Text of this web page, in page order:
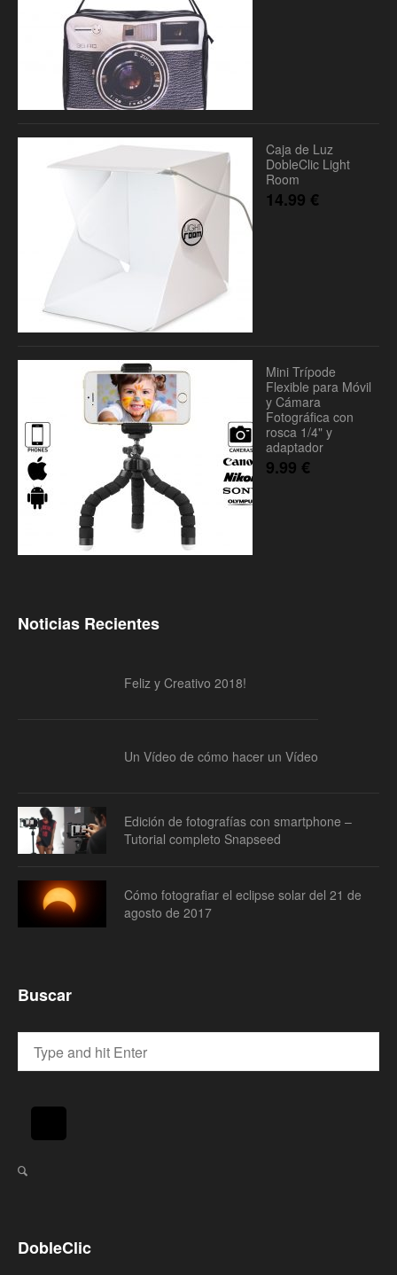
Caja de Luz
DobleClic Light
Room
14.99 €
Mini Trípode
Flexible para Móvil
y Cámara
Fotográfica con
rosca 1/4" y
adaptador
9.99 €
Noticias Recientes
Feliz y Creativo 2018!
Un Vídeo de cómo hacer un Vídeo
Edición de fotografías con smartphone –
Tutorial completo Snapseed
Cómo fotografiar el eclipse solar del 21 de
agosto de 2017
Buscar
DobleClic